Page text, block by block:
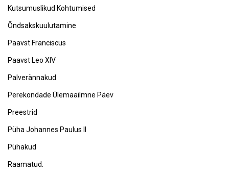
Kutsumuslikud Kohtumised
Õndsakskuulutamine
Paavst Franciscus
Paavst Leo XIV
Palverännakud
Perekondade Ülemaailmne Päev
Preestrid
Püha Johannes Paulus II
Pühakud
Raamatud.